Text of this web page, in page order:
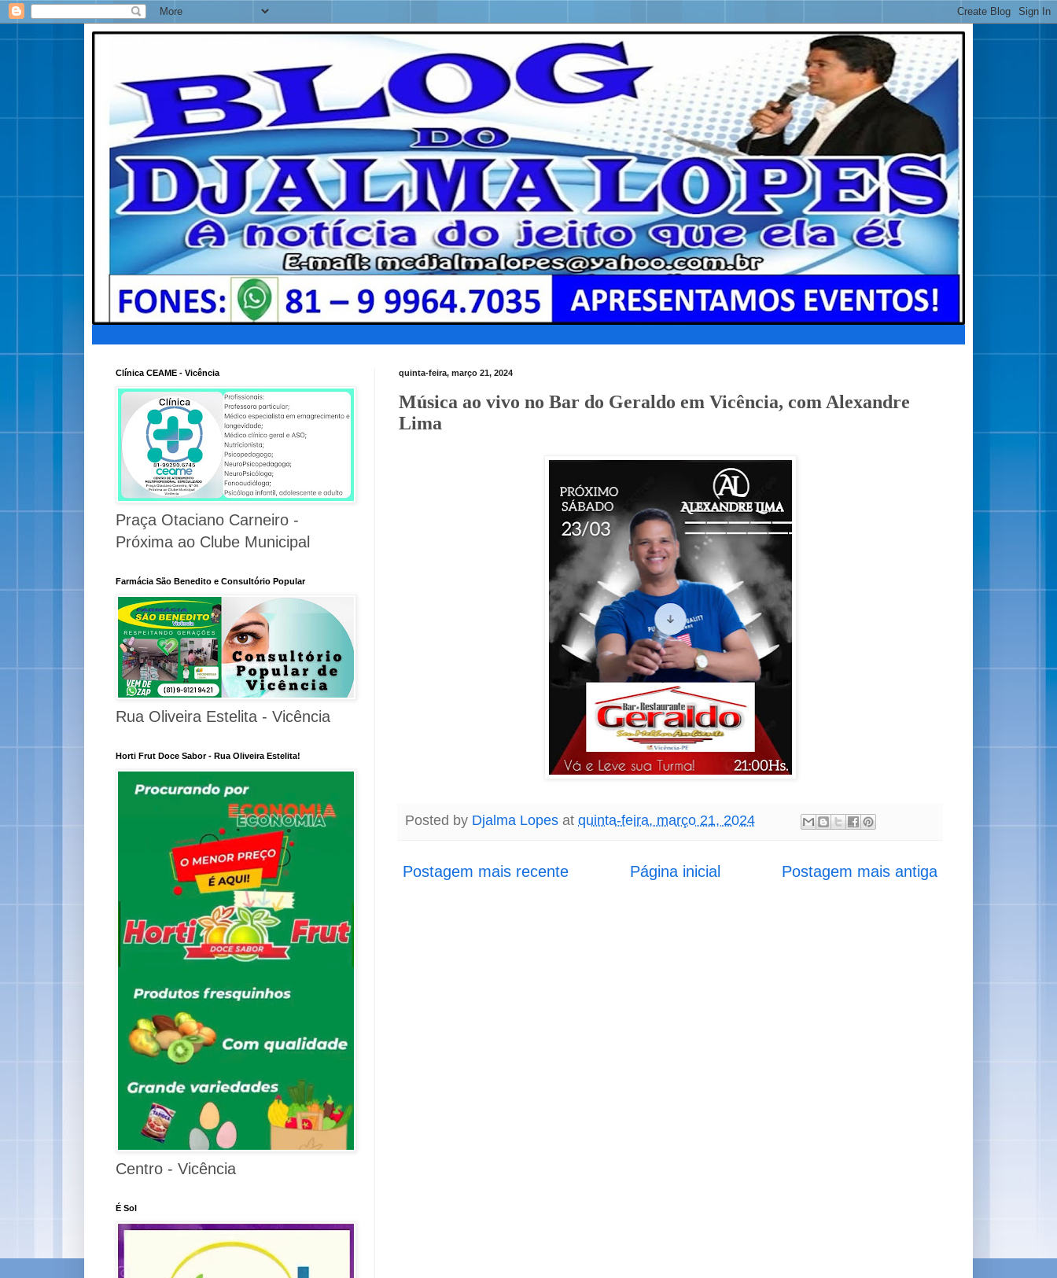
quinta-feira, março 21, 2024
Música ao vivo no Bar do Geraldo em Vicência, com Alexandre
Lima
Posted by Djalma Lopes at quinta-feira, março 21, 2024
Postagem mais recente Postagem mais antiga
Página inicial
Clínica CEAME - Vicência
Praça Otaciano Carneiro -
Próxima ao Clube Municipal
Farmácia São Benedito e Consultório Popular
Rua Oliveira Estelita - Vicência
Horti Frut Doce Sabor - Rua Oliveira Estelita!
Centro - Vicência
É Sol